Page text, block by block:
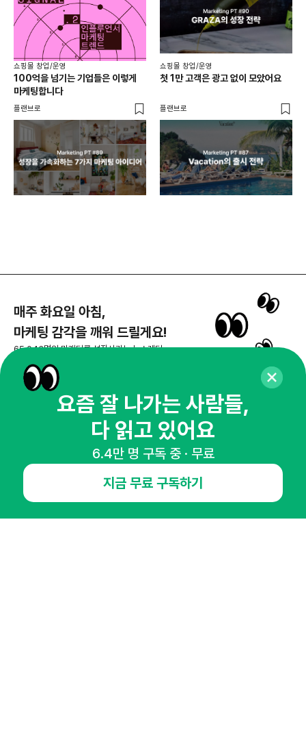
쇼핑몰 창업/운영
100억을 넘기는 기업들은 이렇게
마케팅합니다
플랜브로
쇼핑몰 창업/운영
첫 1만 고객은 광고 없이 모았어요
플랜브로
매주 화요일 아침,
마케팅 감각을 깨워 드릴게요!
65,043명의 마케터를 성장시키는 뉴스레터
뉴스레터 구독하기
공지사항 제휴문의
인사이터 신청
뉴스레터
광고안내
요즘 잘 나가는 사람들,
다 읽고 있어요
6.4만 명 구독 중 · 무료
지금 무료 구독하기